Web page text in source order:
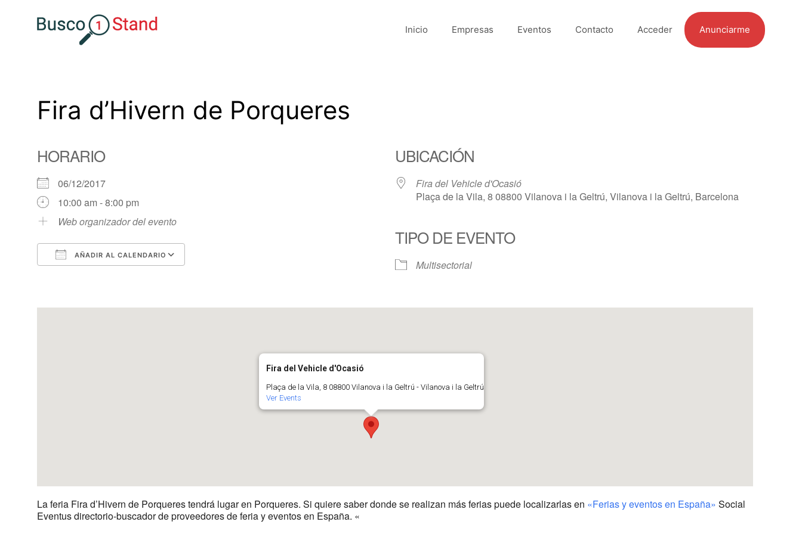
Inicio Empresas Eventos Contacto Acceder Anunciarme
Fira d’Hivern de Porqueres
HORARIO
06/12/2017
10:00 am - 8:00 pm
Web organizador del evento
AÑADIR AL CALENDARIO
UBICACIÓN
Fira del Vehicle d'Ocasió
Plaça de la Vila, 8 08800 Vilanova i la Geltrú, Vilanova i la Geltrú, Barcelona
TIPO DE EVENTO
Multisectorial
Fira del Vehicle d'Ocasió
Plaça de la Vila, 8 08800 Vilanova i la Geltrú - Vilanova i la Geltrú
Ver Events
La feria Fira d’Hivern de Porqueres tendrá lugar en Porqueres. Si quiere saber donde se realizan más ferias puede localizarlas en «Ferias y eventos en España» Social
Eventus directorio-buscador de proveedores de feria y eventos en España. «